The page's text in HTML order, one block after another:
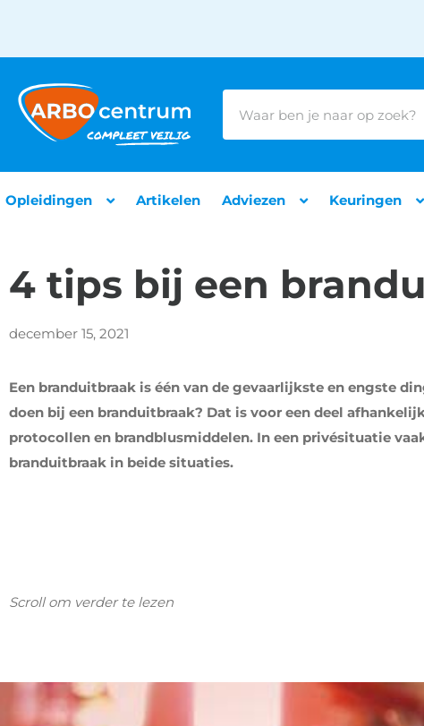
Opleidingen Artikelen Adviezen Keuringen
4 tips bij een
december 15, 2021
Een branduitbraak is één van de gevaarlijkste en engste
doen bij een branduitbraak? Dat is voor een deel
protocollen en brandblusmiddelen. In een privésituatie
branduitbraak in beide situaties.
Scroll om verder te lezen